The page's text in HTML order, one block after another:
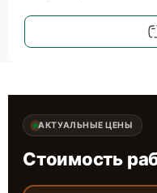
АКТУАЛЬНЫЕ ЦЕНЫ
Стоимость